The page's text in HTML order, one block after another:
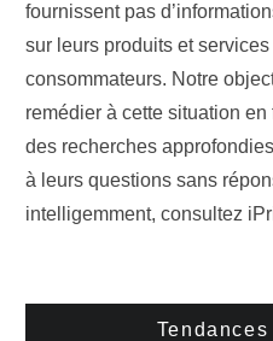
fournissent pas
sur leurs produits et
consommateurs. Notre
remédier à cette situation en
des recherches
à leurs questions sans
intelligemment, consultez
Tendances